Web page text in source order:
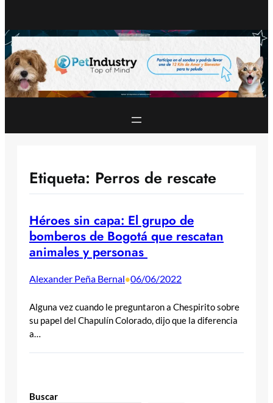
Etiqueta: Perros de rescate
Héroes sin capa: El grupo de
bomberos de Bogotá que rescatan
animales y personas
Alexander Peña Bernal•06/06/2022
Alguna vez cuando le preguntaron a Chespirito sobre
su papel del Chapulín Colorado, dijo que la diferencia
a…
Buscar